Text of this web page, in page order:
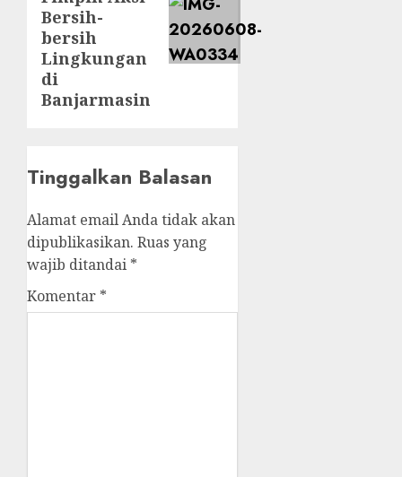
Bersih-
bersih
Lingkungan
di
Banjarmasin
Tinggalkan Balasan
Alamat email Anda tidak akan
dipublikasikan. Ruas yang
wajib ditandai *
Komentar *